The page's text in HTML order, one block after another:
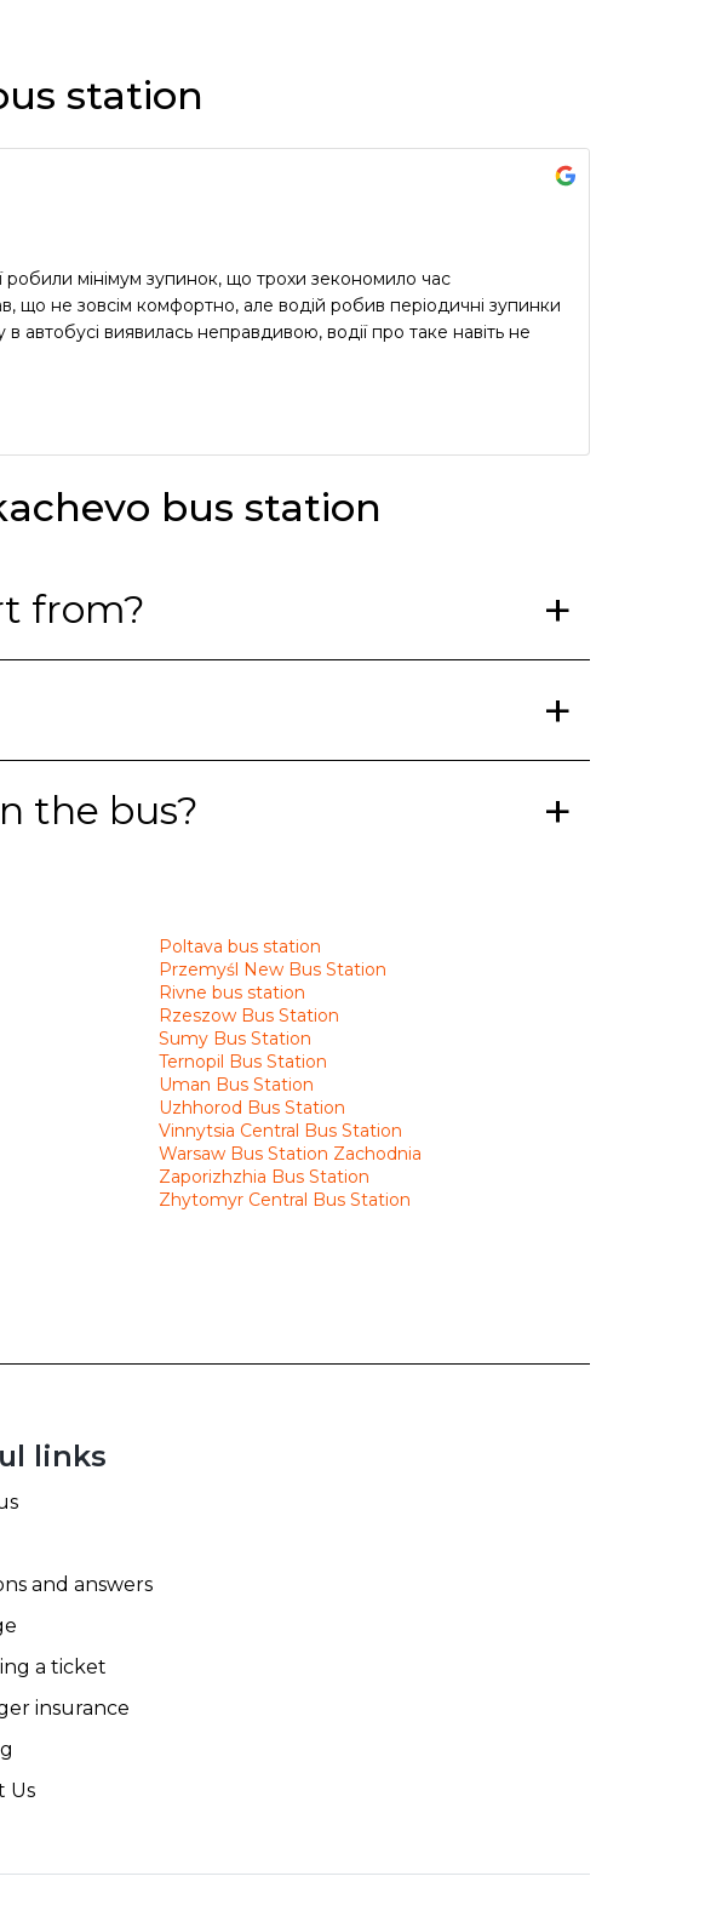
station
мінімум зупинок, що трохи зекономило час
не зовсім комфортно, але водій робив періодичні зупинки
автобусі виявилась неправдивою, водії про таке навіть не
bus station
from?
the bus?
Poltava bus station
Przemyśl New Bus Station
Rivne bus station
Rzeszow Bus Station
Sumy Bus Station
Ternopil Bus Station
Uman Bus Station
Uzhhorod Bus Station
Vinnytsia Central Bus Station
Warsaw Bus Station Zachodnia
Zaporizhzhia Bus Station
Zhytomyr Central Bus Station
links
and answers
a ticket
insurance
Us